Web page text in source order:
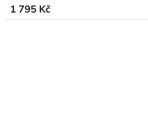
1 795 Kč